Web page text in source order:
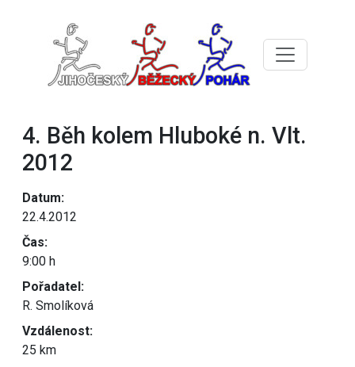
4. Běh kolem Hluboké n. Vlt.
2012
Datum:
22.4.2012
Čas:
9:00 h
Pořadatel:
R. Smolíková
Vzdálenost:
25 km